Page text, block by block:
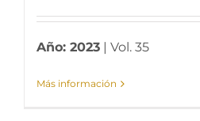
Año: 2023 | Vol. 35
Más información